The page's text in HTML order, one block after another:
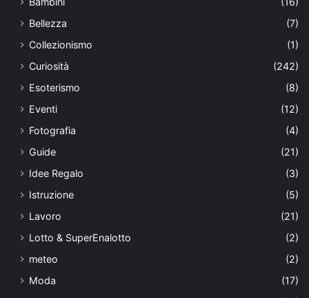
Bellezza
(7)
Collezionismo
(1)
Curiosità
(242)
Esoterismo
(8)
Eventi
(12)
Fotografia
(4)
Guide
(21)
Idee Regalo
(3)
Istruzione
(5)
Lavoro
(21)
Lotto & SuperEnalotto
(2)
meteo
(2)
Moda
(17)